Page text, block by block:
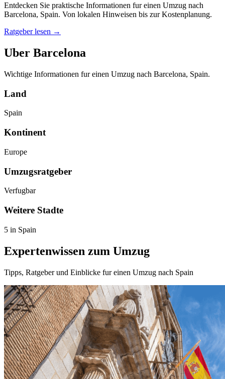
Entdecken Sie praktische Informationen fur einen Umzug nach
Barcelona, Spain. Von lokalen Hinweisen bis zur Kostenplanung.
Ratgeber lesen →
Uber Barcelona
Wichtige Informationen fur einen Umzug nach Barcelona, Spain.
Land
Spain
Kontinent
Europe
Umzugsratgeber
Verfugbar
Weitere Stadte
5 in Spain
Expertenwissen zum Umzug
Tipps, Ratgeber und Einblicke fur einen Umzug nach Spain